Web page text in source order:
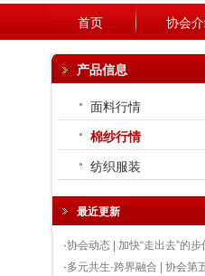
首页 协会
产品信息
面料行情
棉纱行情
纺织服装
最近更新
·协会动态 | 加快“走出去”的步伐，形成多方资源破圈
·多元共生·跨界融合 | 协会第五届第三次会员大会暨发展纺织新质生产力圆满举